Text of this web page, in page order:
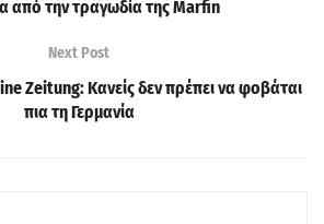
από την τραγωδία της Marfin
Next Post
Zeitung: Κανείς δεν πρέπει να φοβάται
πια τη Γερμανία